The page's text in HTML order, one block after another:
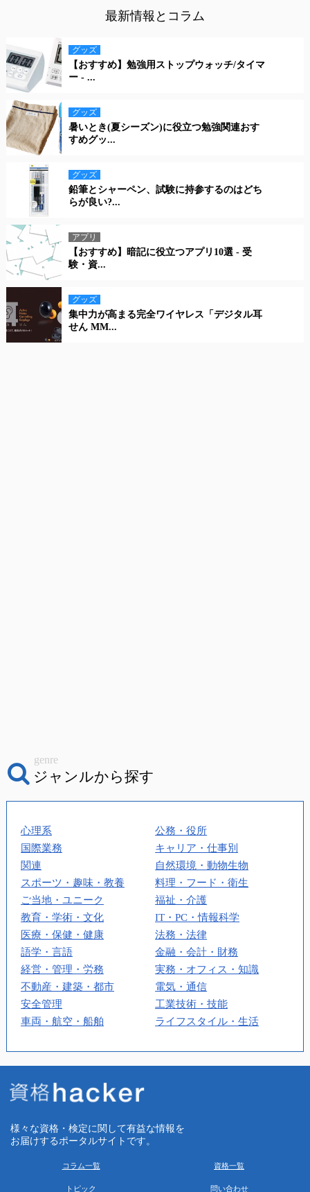
最新情報とコラム
グッズ
【おすすめ】勉強用ストップウォッチ/タイマ
ー - ...
グッズ
暑いとき(夏シーズン)に役立つ勉強関連おす
すめグッ...
グッズ
鉛筆とシャーペン、試験に持参するのはどち
らが良い?...
アプリ
【おすすめ】暗記に役立つアプリ10選 - 受
験・資...
グッズ
集中力が高まる完全ワイヤレス「デジタル耳
せん MM...
ジャンルから探す
genre
心理系
公務・役所
国際業務
キャリア・仕事別
関連
自然環境・動物生物
スポーツ・趣味・教養
料理・フード・衛生
ご当地・ユニーク
福祉・介護
教育・学術・文化
IT・PC・情報科学
医療・保健・健康
法務・法律
語学・言語
金融・会計・財務
経営・管理・労務
実務・オフィス・知識
不動産・建築・都市
電気・通信
安全管理
工業技術・技能
車両・航空・船舶
ライフスタイル・生活
様々な資格・検定に関して有益な情報を
お届けするポータルサイトです。
コラム一覧 資格一覧
トピック 問い合わせ